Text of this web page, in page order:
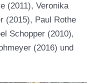
(2011), Veronika
(2015), Paul Rothe
Schopper (2010),
(2016) und